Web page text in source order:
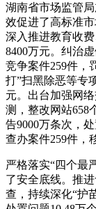
湖南省市场监管
效促进了高标准
深入推进教育收
8400万元。纠治
竞争案件259件，
打”扫黑除恶等专
元。出台加强网
测，整改网站658
告9000万条次，
查办案件259件，
严格落实“四个最
了安全底线。推
查，持续深化“护